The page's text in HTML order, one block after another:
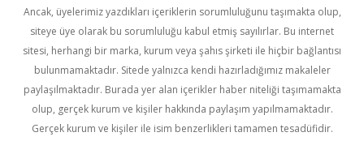
Ancak, üyelerimiz yazdıkları içeriklerin sorumluluğunu taşımakta olup,
siteye üye olarak bu sorumluluğu kabul etmiş sayılırlar. Bu internet
sitesi, herhangi bir marka, kurum veya şahıs şirketi ile hiçbir bağlantısı
bulunmamaktadır. Sitede yalnızca kendi hazırladığımız makaleler
paylaşılmaktadır. Burada yer alan içerikler haber niteliği taşımamakta
olup, gerçek kurum ve kişiler hakkında paylaşım yapılmamaktadır.
Gerçek kurum ve kişiler ile isim benzerlikleri tamamen tesadüfidir.